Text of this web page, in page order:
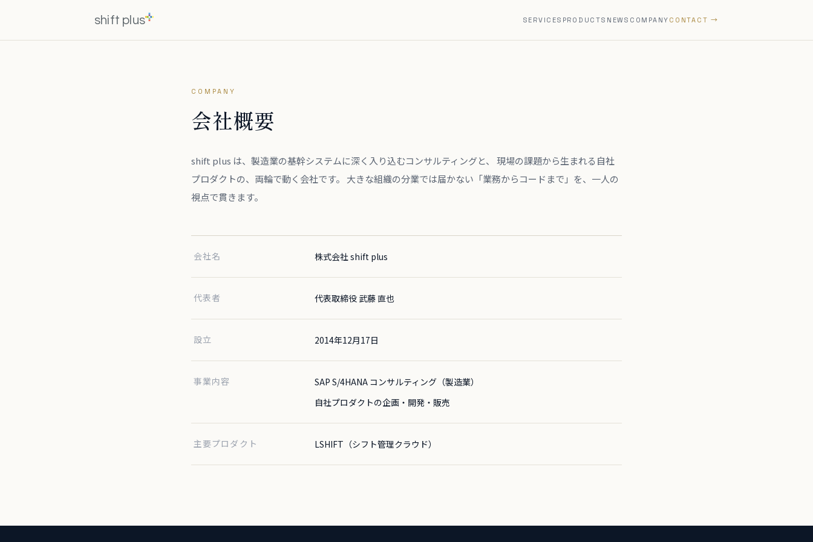
shift plus SERVICES PRODUCTS NEWS COMPANY CONTACT →
COMPANY
会社概要
shift plus は、製造業の基幹システムに深く入り込むコンサルティングと、 現場の課題から生まれる自社
プロダクトの、両輪で動く会社です。 大きな組織の分業では届かない「業務からコードまで」を、一人の
視点で貫きます。
会社名 株式会社 shift plus
代表者 代表取締役 武藤 直也
設立 2014年12月17日
事業内容
SAP S/4HANA コンサルティング（製造業）
自社プロダクトの企画・開発・販売
主要プロダクト LSHIFT（シフト管理クラウド）